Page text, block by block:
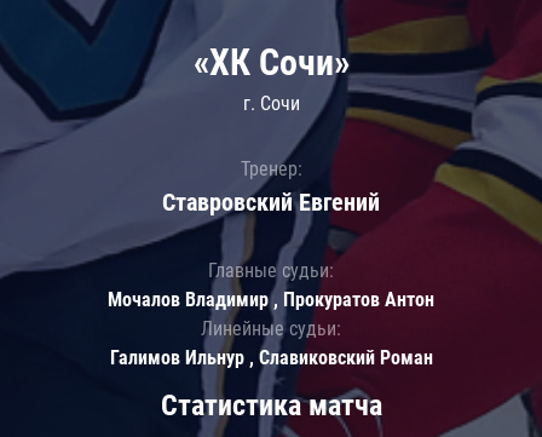
Статистика матча
«ХК Сочи»
г. Сочи
Тренер:
Ставровский Евгений
Главные судьи:
Мочалов Владимир , Прокуратов Антон
Линейные судьи:
Галимов Ильнур , Славиковский Роман